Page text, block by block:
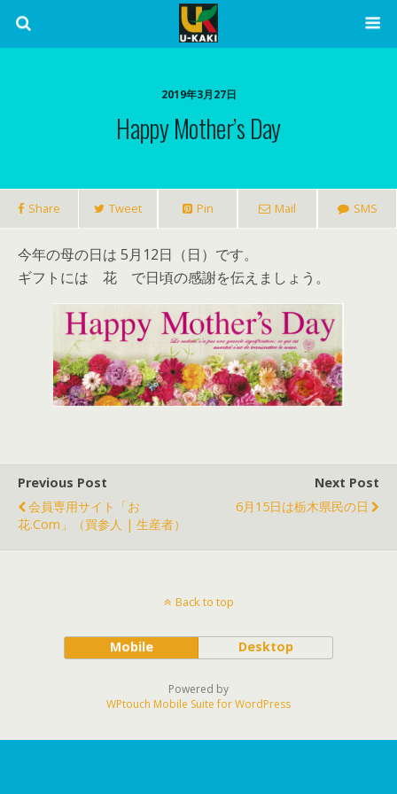
2019年3月27日
Happy Mother’s Day
Share Tweet Pin Mail SMS
今年の母の日は 5月12日（日）です。
ギフトには 花 で日頃の感謝を伝えましょう。
Previous Post
会員専用サイト「お
花.com」（買参人 | 生産者）
Next Post
6月15日は栃木県民の日
Back to top
Mobile Desktop
Powered by
WPtouch Mobile Suite for WordPress